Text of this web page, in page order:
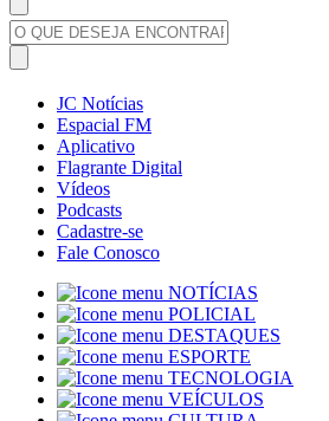
JC Notícias
Espacial FM
Aplicativo
Flagrante Digital
Vídeos
Podcasts
Cadastre-se
Fale Conosco
NOTÍCIAS
POLICIAL
DESTAQUES
ESPORTE
TECNOLOGIA
VEÍCULOS